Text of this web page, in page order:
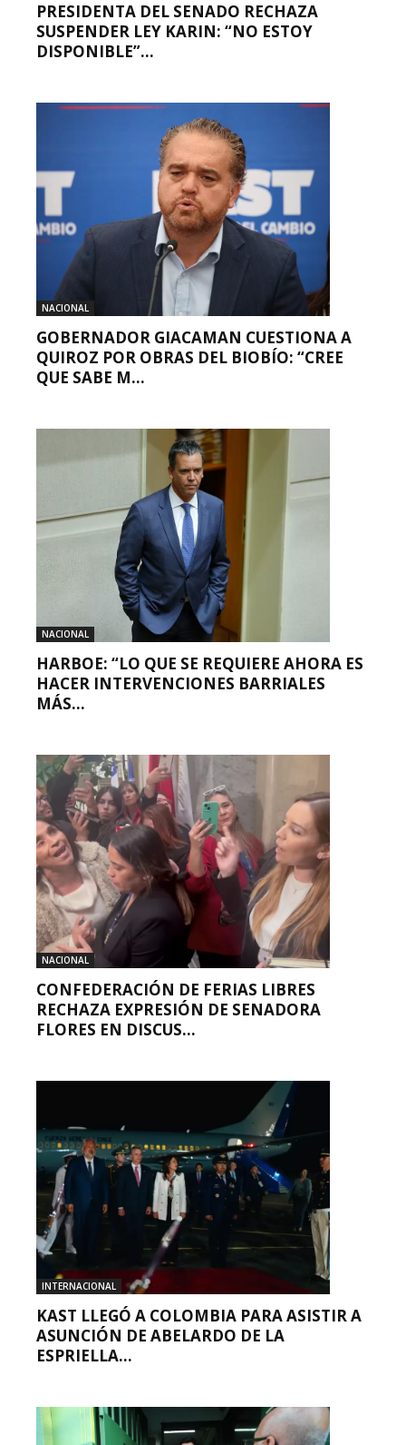
PRESIDENTA DEL SENADO RECHAZA
SUSPENDER LEY KARIN: “NO ESTOY
DISPONIBLE”...
NACIONAL
GOBERNADOR GIACAMAN CUESTIONA A
QUIROZ POR OBRAS DEL BIOBÍO: “CREE
QUE SABE M...
NACIONAL
HARBOE: “LO QUE SE REQUIERE AHORA ES
HACER INTERVENCIONES BARRIALES
MÁS...
NACIONAL
CONFEDERACIÓN DE FERIAS LIBRES
RECHAZA EXPRESIÓN DE SENADORA
FLORES EN DISCUS...
INTERNACIONAL
KAST LLEGÓ A COLOMBIA PARA ASISTIR A
ASUNCIÓN DE ABELARDO DE LA
ESPRIELLA...